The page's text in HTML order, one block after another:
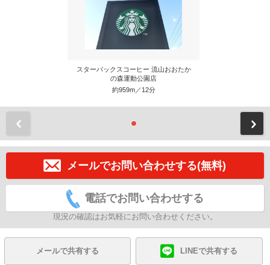
スターバックスコーヒー 流山おおたか
の森運動公園店
約959m／12分
メールでお問い合わせする(無料)
電話でお問い合わせする
現況の確認はお気軽にお問い合わせください。
メールで共有する LINEで共有する